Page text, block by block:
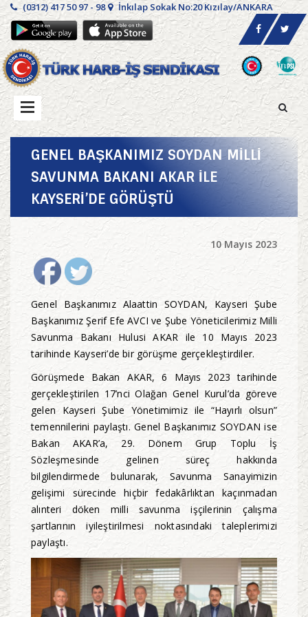
(0312) 417 50 97 - 98 İnkılap Sokak No:20 Kızılay/ANKARA
GENEL BAŞKANIMIZ SOYDAN MİLLİ
SAVUNMA BAKANI AKAR İLE
KAYSERİ’DE GÖRÜŞTÜ
10 Mayıs 2023
Genel Başkanımız Alaattin SOYDAN, Kayseri Şube
Başkanımız Şerif Efe AVCI ve Şube Yöneticilerimiz Milli
Savunma Bakanı Hulusi AKAR ile 10 Mayıs 2023
tarihinde Kayseri’de bir görüşme gerçekleştirdiler.
Görüşmede Bakan AKAR, 6 Mayıs 2023 tarihinde
gerçekleştirilen 17’nci Olağan Genel Kurul’da göreve
gelen Kayseri Şube Yönetimimiz ile “Hayırlı olsun”
temennilerini paylaştı. Genel Başkanımız SOYDAN ise
Bakan AKAR’a, 29. Dönem Grup Toplu İş
Sözleşmesinde gelinen süreç hakkında
bilgilendirmede bulunarak, Savunma Sanayimizin
gelişimi sürecinde hiçbir fedakârlıktan kaçınmadan
alınteri döken milli savunma işçilerinin çalışma
şartlarının iyileştirilmesi noktasındaki taleplerimizi
paylaştı.